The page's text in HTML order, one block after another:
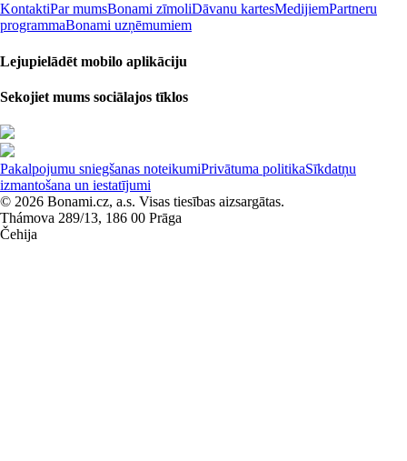
KontaktiPar mumsBonami zīmoliDāvanu kartesMedijiemPartneru
programmaBonami uzņēmumiem
Lejupielādēt mobilo aplikāciju
Sekojiet mums sociālajos tīklos
Pakalpojumu sniegšanas noteikumiPrivātuma politikaSīkdatņu
izmantošana un iestatījumi
© 2026 Bonami.cz, a.s. Visas tiesības aizsargātas.
Thámova 289/13, 186 00 Prāga
Čehija